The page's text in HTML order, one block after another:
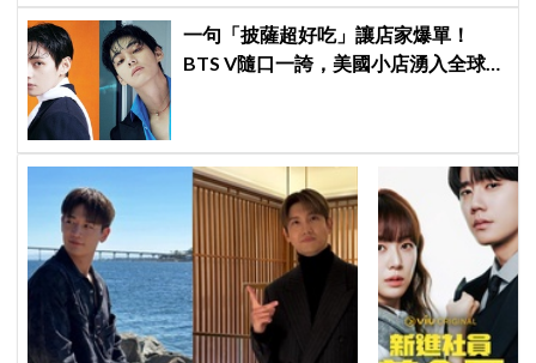
一句「披薩超好吃」讓店家爆單！
BTS V隨口一誇，美國小店湧入全球